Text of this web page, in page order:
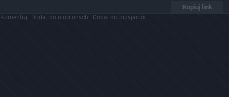
Kopiuj link
Komentuj Dodaj do ulubionych Dodaj do przyjaciół